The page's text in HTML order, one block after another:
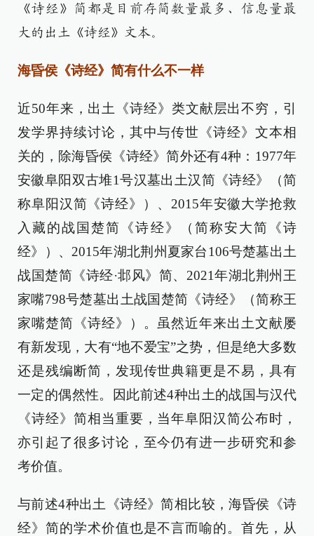
《诗经》简都是目前存简数量最多、信息量最
大的出土《诗经》文本。
海昏侯《诗经》简有什么不一样
近50年来，出土《诗经》类文献层出不穷，引
发学界持续讨论，其中与传世《诗经》文本相
关的，除海昏侯《诗经》简外还有4种：1977年
安徽阜阳双古堆1号汉墓出土汉简《诗经》（简
称阜阳汉简《诗经》）、2015年安徽大学抢救
入藏的战国楚简《诗经》（简称安大简《诗
经》）、2015年湖北荆州夏家台106号楚墓出土
战国楚简《诗经·邶风》简、2021年湖北荆州王
家嘴798号楚墓出土战国楚简《诗经》（简称王
家嘴楚简《诗经》）。虽然近年来出土文献屡
有新发现，大有“地不爱宝”之势，但是绝大多数
还是残编断简，发现传世典籍更是不易，具有
一定的偶然性。因此前述4种出土的战国与汉代
《诗经》简相当重要，当年阜阳汉简公布时，
亦引起了很多讨论，至今仍有进一步研究和参
考价值。
与前述4种出土《诗经》简相比较，海昏侯《诗
经》简的学术价值也是不言而喻的。首先，从